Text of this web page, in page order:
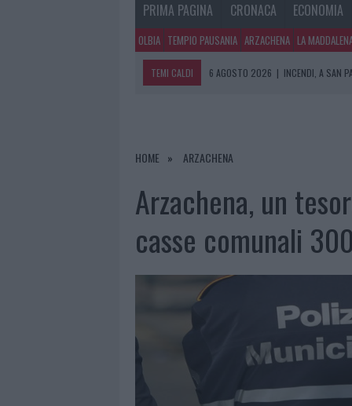
PRIMA PAGINA CRONACA ECONOMIA
OLBIA TEMPIO PAUSANIA ARZACHENA LA
TEMI CALDI 6 AGOSTO 2026 | INCENDI, A SAN
7 AGOSTO 2026 | CONTROLLI ALL’AEROPORTO DI
PER I TRATTAMENTI LASER NON INVASIVI
HOME ARZACHENA
Arzachena, un
casse comunali